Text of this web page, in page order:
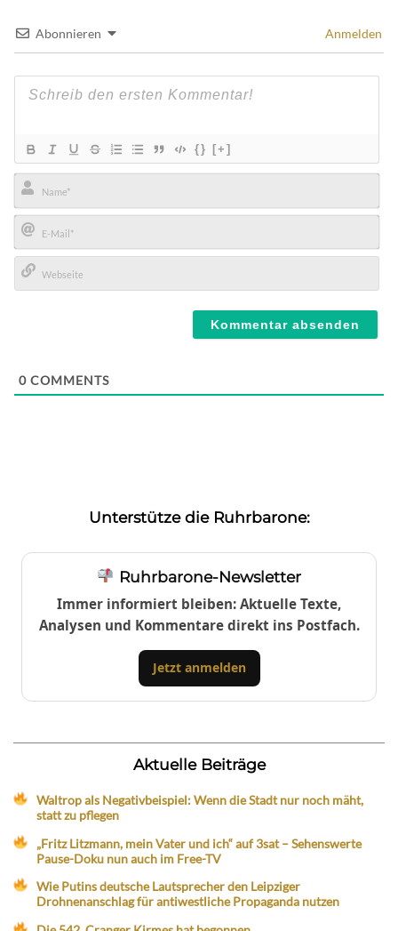
Abonnieren Anmelden
{} [+]
Name*
E-
Mail*
0 COMMENTS
Unterstütze die Ruhrbarone:
Ruhrbarone-Newsletter
Immer informiert bleiben: Aktuelle Texte,
Analysen und Kommentare direkt ins Postfach.
Jetzt anmelden
Aktuelle Beiträge
Waltrop als Negativbeispiel: Wenn die Stadt nur noch mäht,
statt zu pflegen
„Fritz Litzmann, mein Vater und ich“ auf 3sat – Sehenswerte
Pause-Doku nun auch im Free-TV
Wie Putins deutsche Lautsprecher den Leipziger
Drohnenanschlag für antiwestliche Propaganda nutzen